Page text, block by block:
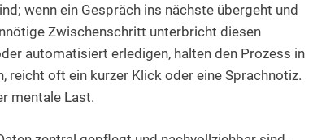
wenn ein Gespräch ins nächste übergeht und
Zwischenschritt unterbricht diesen
automatisiert erledigen, halten den Prozess in
reicht oft ein kurzer Klick oder eine Sprachnotiz.
mentale Last.